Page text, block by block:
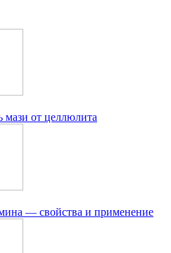
мази от целлюлита
— свойства и применение